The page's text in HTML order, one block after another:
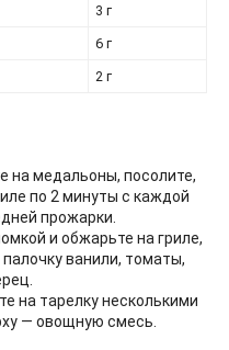
3 г
6 г
2 г
на медальоны, посолите,
по 2 минуты с каждой
прожарки.
и обжарьте на гриле,
ванили, томаты,
на тарелку несколькими
— овощную смесь.